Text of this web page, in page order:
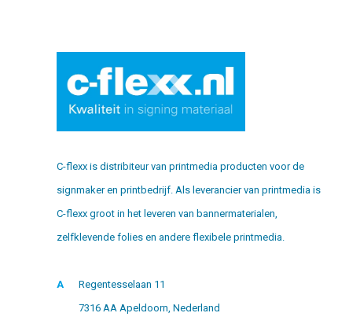
C-flexx is distribiteur van printmedia producten voor de
signmaker en printbedrijf. Als leverancier van printmedia is
C-flexx groot in het leveren van bannermaterialen,
zelfklevende folies en andere flexibele printmedia.
A
Regentesselaan 11
7316 AA Apeldoorn, Nederland